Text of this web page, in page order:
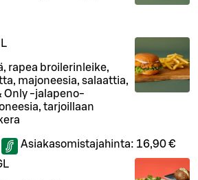
L
rapea broilerinleike,
majoneesia, salaattia,
Only -jalapeno-
tarjoillaan
Asiakasomistajahinta: 16,90 €
L